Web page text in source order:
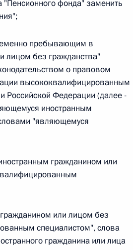
и статьи 31 и 151 Уголовно-
актах гражданского состояния»
закона «О внесении
"Пенсионного фонда" заменить
пребывающим в
лицом без гражданства"
о правовом
высококвалифицированным
Федерации (далее -
иностранным
"являющемуся
гражданином или
или лицом без
специалистом", слова
гражданина или лица